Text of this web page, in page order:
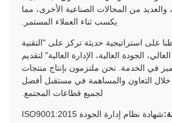
والعديد من المجالات الصناعية الأخرى، مما
يكسب ثناء العملاء المستمر.
على استراتيجية حديثة تركز على "التقنية
الجودة العالية، الإدارة العالية" لتقديم
في الخدمة. نحن ملتزمون بإنتاج منتجات
خلال التعاون والمساهمة في مستقبل أفضل
لجميع قطاعات المجتمع.
شهادة نظام إدارة الجودة ISO9001:2015